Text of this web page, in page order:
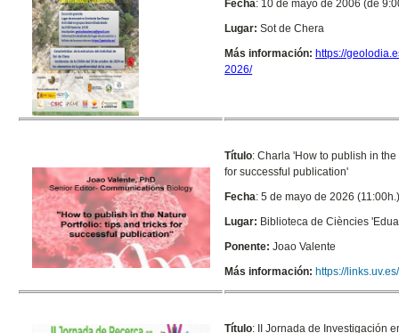
Fecha: 10 de mayo de 2006 (de
Lugar:Sot de Chera
Más información: https://
2026/
Título: Charla 'How to publish in
for successful publication'
Fecha: 5 de mayo de 2026
Lugar: Biblioteca de Ciències
Ponente:Joao Valente
Más información: https://
Título:
II Jornada de Investigación